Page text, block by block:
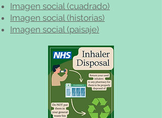
Imagen social (cuadrado)
Imagen social (historias)
Imagen social (paisaje)